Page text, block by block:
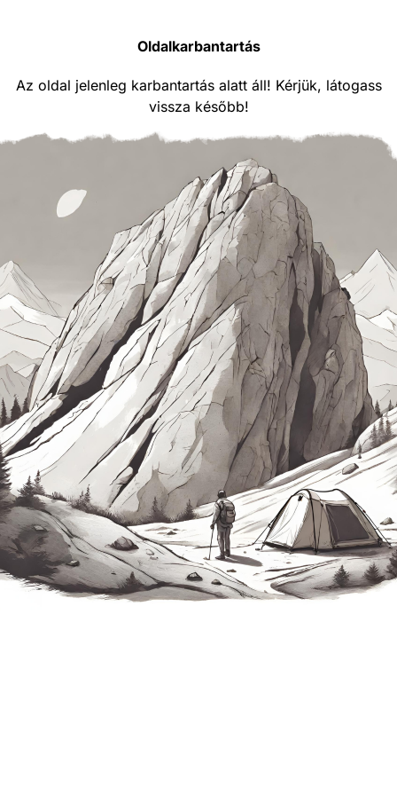
Oldalkarbantartás
Az oldal jelenleg karbantartás alatt áll! Kérjük, látogass
vissza később!